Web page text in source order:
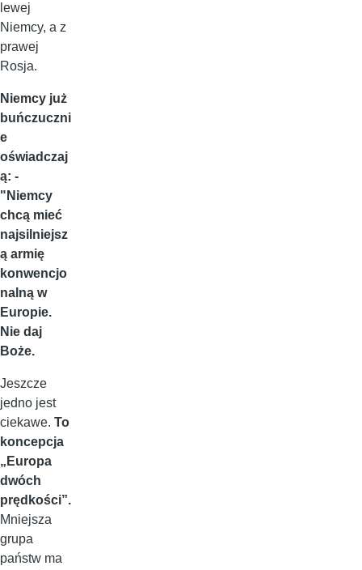
lewej
Niemcy, a z
prawej
Rosja.
Niemcy już
buńczuczni
e
oświadczaj
ą: -
"Niemcy
chcą mieć
najsilniejsz
ą armię
konwencjo
nalną w
Europie.
Nie daj
Boże.
Jeszcze
jedno jest
ciekawe. To
koncepcja
„Europa
dwóch
prędkości”.
Mniejsza
grupa
państw ma